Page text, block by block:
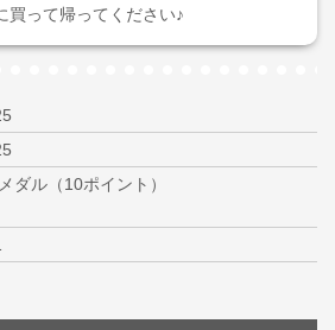
買って帰ってください♪
ダル（10ポイント）